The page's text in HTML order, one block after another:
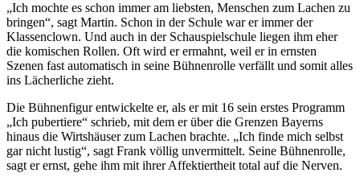
„Ich mochte es schon immer am liebsten, Menschen zum Lachen zu
bringen“, sagt Martin. Schon in der Schule war er immer der
Klassenclown. Und auch in der Schauspielschule liegen ihm eher
die komischen Rollen. Oft wird er ermahnt, weil er in ernsten
Szenen fast automatisch in seine Bühnenrolle verfällt und somit alles
ins Lächerliche zieht.
Die Bühnenfigur entwickelte er, als er mit 16 sein erstes Programm
„Ich pubertiere“ schrieb, mit dem er über die Grenzen Bayerns
hinaus die Wirtshäuser zum Lachen brachte. „Ich finde mich selbst
gar nicht lustig“, sagt Frank völlig unvermittelt. Seine Bühnenrolle,
sagt er ernst, gehe ihm mit ihrer Affektiertheit total auf die Nerven.